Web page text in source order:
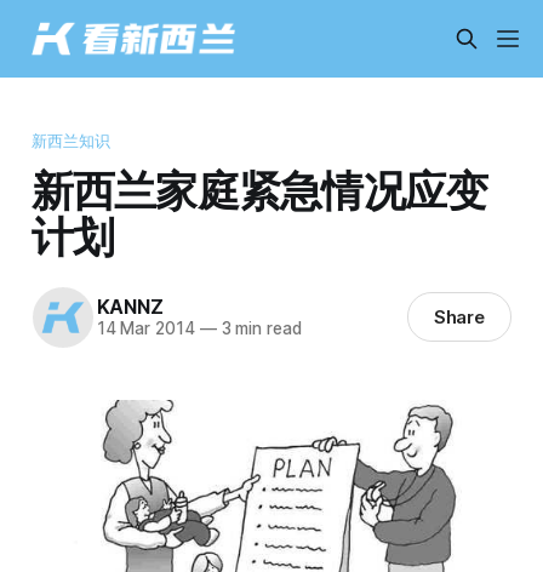
新西兰知识
新西兰家庭紧急情况应变
计划
KANNZ
14 Mar 2014 —3 min read Share